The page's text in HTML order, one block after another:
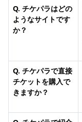
Q. チケパラはどの
ようなサイトです
か？
Q. チケパラで直接
チケットを購入で
きますか？